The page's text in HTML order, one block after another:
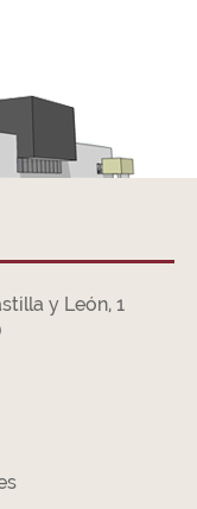
y León, 1